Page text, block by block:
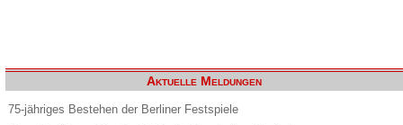
Aktuelle Meldungen
75-jähriges Bestehen der Berliner Festspiele